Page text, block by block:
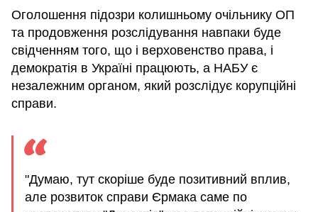
Оголошення підозри колишньому очільнику ОП
та продовження розслідування навпаки буде
свідченням того, що і верховенство права, і
демократія в Україні працюють, а НАБУ є
незалежним органом, який розслідує корупційні
справи.
"Думаю, тут скоріше буде позитивний вплив,
але розвиток справи Єрмака саме по